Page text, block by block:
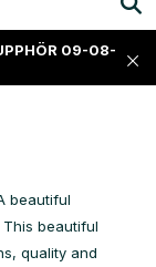
09-08-
beautiful
beautiful
quality and